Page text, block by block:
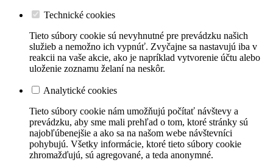
Technické cookies
Tieto súbory cookie sú nevyhnutné pre prevádzku našich
služieb a nemožno ich vypnúť. Zvyčajne sa nastavujú iba v
reakcii na vaše akcie, ako je napríklad vytvorenie účtu alebo
uloženie zoznamu želaní na neskôr.
Analytické cookies
Tieto súbory cookie nám umožňujú počítať návštevy a
prevádzku, aby sme mali prehľad o tom, ktoré stránky sú
najobľúbenejšie a ako sa na našom webe návštevníci
pohybujú. Všetky informácie, ktoré tieto súbory cookie
zhromažďujú, sú agregované, a teda anonymné.